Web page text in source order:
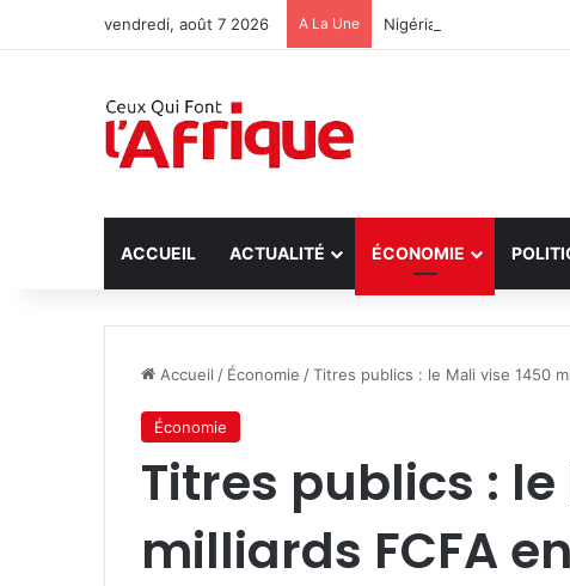
vendredi, août 7 2026 A La Une Nigéria : Libération
ACCUEIL ACTUALITÉ ÉCONOMIE
Accueil / Économie /Titres publics : le Mali vise 1450
Économie
Titres publics : le
milliards FCFA